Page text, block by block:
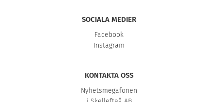
SOCIALA MEDIER
Facebook
Instagram
KONTAKTA OSS
Nyhetsmegafonen